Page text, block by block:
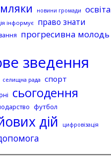
новини громади освіта
інформує право знати
прогресивна молодь
зведення
селищна рада спорт
сьогодення
футбол
дій цифровізація